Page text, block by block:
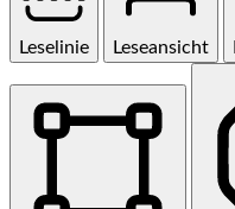
Leselinie Leseansicht